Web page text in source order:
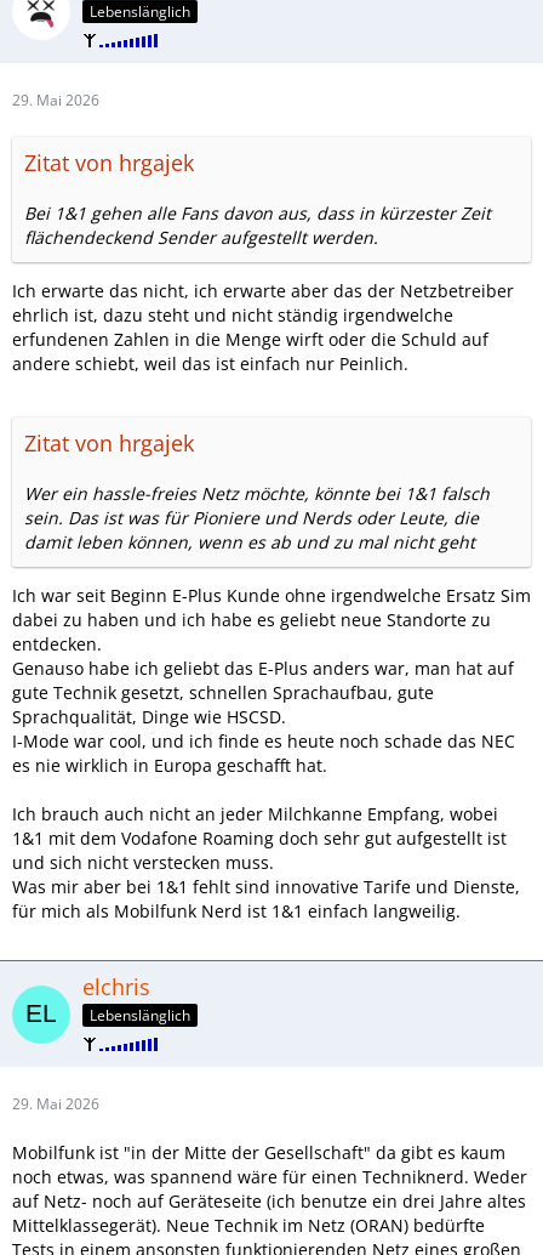
Lebenslänglich
29. Mai 2026
Zitat von hrgajek
Bei 1&1 gehen alle Fans davon aus, dass in kürzester Zeit
flächendeckend Sender aufgestellt werden.
Ich erwarte das nicht, ich erwarte aber das der Netzbetreiber
ehrlich ist, dazu steht und nicht ständig irgendwelche
erfundenen Zahlen in die Menge wirft oder die Schuld auf
andere schiebt, weil das ist einfach nur Peinlich.
Zitat von hrgajek
Wer ein hassle-freies Netz möchte, könnte bei 1&1 falsch
sein. Das ist was für Pioniere und Nerds oder Leute, die
damit leben können, wenn es ab und zu mal nicht geht
Ich war seit Beginn E-Plus Kunde ohne irgendwelche Ersatz Sim
dabei zu haben und ich habe es geliebt neue Standorte zu
entdecken.
Genauso habe ich geliebt das E-Plus anders war, man hat auf
gute Technik gesetzt, schnellen Sprachaufbau, gute
Sprachqualität, Dinge wie HSCSD.
I-Mode war cool, und ich finde es heute noch schade das NEC
es nie wirklich in Europa geschafft hat.
Ich brauch auch nicht an jeder Milchkanne Empfang, wobei
1&1 mit dem Vodafone Roaming doch sehr gut aufgestellt ist
und sich nicht verstecken muss.
Was mir aber bei 1&1 fehlt sind innovative Tarife und Dienste,
für mich als Mobilfunk Nerd ist 1&1 einfach langweilig.
elchris
Lebenslänglich
29. Mai 2026
Mobilfunk ist "in der Mitte der Gesellschaft" da gibt es kaum
noch etwas, was spannend wäre für einen Techniknerd. Weder
auf Netz- noch auf Geräteseite (ich benutze ein drei Jahre altes
Mittelklassegerät). Neue Technik im Netz (ORAN) bedürfte
Tests in einem ansonsten funktionierenden Netz eines großen